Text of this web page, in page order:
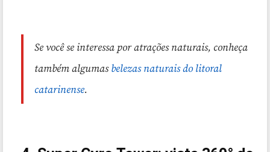
Se você se interessa por atrações naturais, conheça
também algumasbelezas naturais do litoral
catarinense.